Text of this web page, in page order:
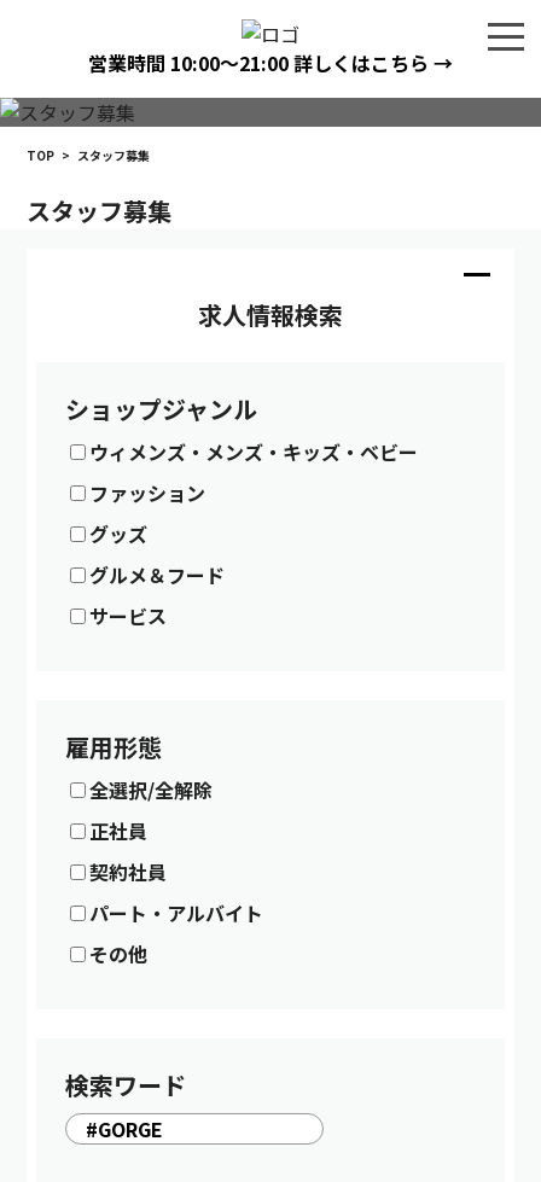
営業時間 10:00〜21:00詳しくはこちら →
TOP > スタッフ募集
スタッフ募集
求人情報検索
ショップジャンル
ウィメンズ・メンズ・キッズ・ベビー
ファッション
グッズ
グルメ＆フード
サービス
雇用形態
全選択/全解除
正社員
契約社員
パート・アルバイト
その他
検索ワード